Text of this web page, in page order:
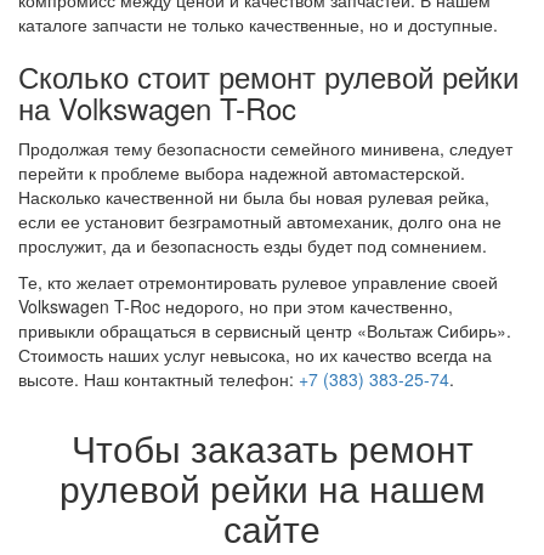
каталоге запчасти не только качественные, но и доступные.
Сколько стоит ремонт рулевой рейки
на Volkswagen T-Roc
Продолжая тему безопасности семейного минивена, следует
перейти к проблеме выбора надежной автомастерской.
Насколько качественной ни была бы новая рулевая рейка,
если ее установит безграмотный автомеханик, долго она не
прослужит, да и безопасность езды будет под сомнением.
Те, кто желает отремонтировать рулевое управление своей
Volkswagen T-Roc недорого, но при этом качественно,
привыкли обращаться в сервисный центр «Вольтаж Сибирь».
Стоимость наших услуг невысока, но их качество всегда на
высоте. Наш контактный телефон: +7 (383) 383-25-74.
Чтобы заказать ремонт
рулевой рейки на нашем
сайте